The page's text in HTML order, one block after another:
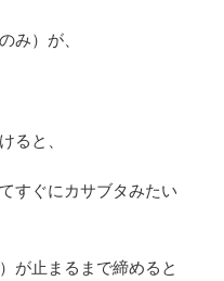
み）が、
ると、
すぐにカサブタみたい
が止まるまで締めると